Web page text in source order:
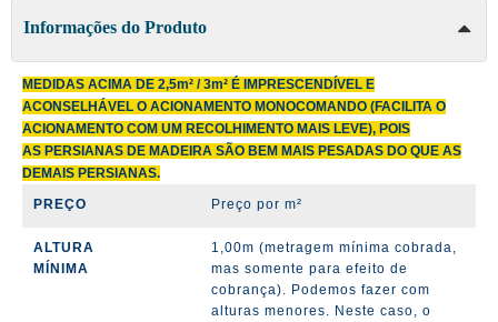
Informações do Produto
MEDIDAS ACIMA DE 2,5m² / 3m² É IMPRESCENDÍVEL E
ACONSELHÁVEL O ACIONAMENTO MONOCOMANDO (FACILITA O
ACIONAMENTO COM UM RECOLHIMENTO MAIS LEVE), POIS
AS PERSIANAS DE MADEIRA SÃO BEM MAIS PESADAS DO QUE AS
DEMAIS PERSIANAS.
PREÇO
Preço por m²
ALTURA
MÍNIMA
1,00m (metragem mínima cobrada,
mas somente para efeito de
cobrança). Podemos fazer com
alturas menores. Neste caso, o